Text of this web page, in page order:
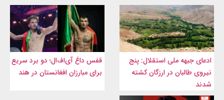
ادعای جبهه ملی استقلال: پنج
نیروی طالبان در ارزگان کشته
شدند
قفس داغ آی‌اف‌ال؛ دو برد سریع
برای مبارزان افغانستان در هند